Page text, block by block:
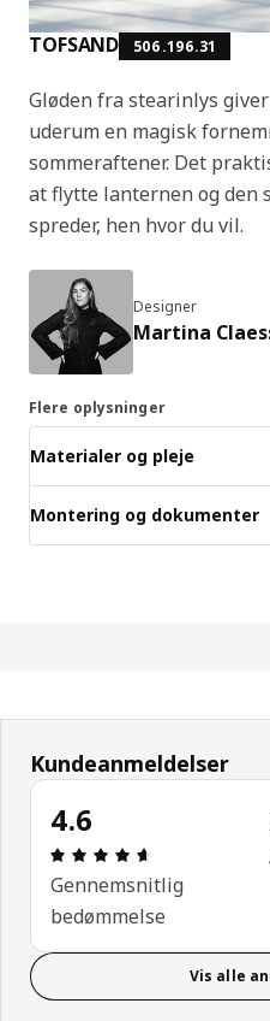
TOFSAND 506.196.31
Gløden fra stearinlys
uderum en magisk
sommeraftener. Det
at flytte lanternen og den
spreder, hen hvor du vil.
Designer
Martina
Flere oplysninger
Materialer og pleje
Montering og dokumenter
Kundeanmeldelser
4.6
Anmeldelse:
Gennemsnitlig
bedømmelse
Vis alle